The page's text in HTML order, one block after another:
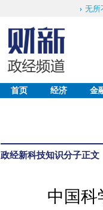
无所
首页 经济 金
政经新科技知识分子正文
中国科